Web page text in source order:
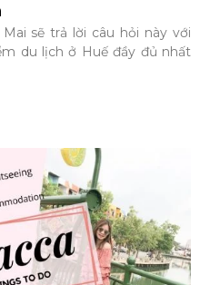
sẽ trả lời câu hỏi này với
du lịch ở Huế đầy đủ nhất